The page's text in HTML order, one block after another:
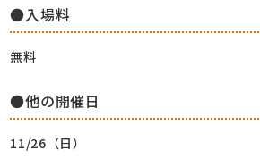
●入場料
無料
●他の開催日
11/26（日）